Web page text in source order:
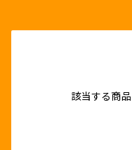
該当する商品